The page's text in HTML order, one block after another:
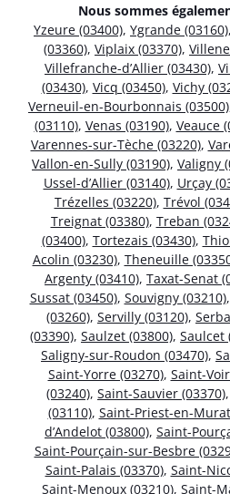
Nous sommes
Yzeure (03400), Ygrande (03160),
(03360), Viplaix (03370),
Villefranche-d’Allier (03430),
(03430), Vicq (03450), Vichy
Verneuil-en-Bourbonnais (03500)
(03110), Venas (03190), Veauce
Varennes-sur-Tèche (03220),
Vallon-en-Sully (03190), Valigny
Ussel-d’Allier (03140), Urçay
Trézelles (03220), Trévol
Treignat (03380), Treban
(03400), Tortezais (03430),
Acolin (03230), Theneuille
Argenty (03410), Taxat-Senat
Sussat (03450), Souvigny (03210),
(03260), Servilly (03120),
(03390), Saulzet (03800), Saulcet
Saligny-sur-Roudon (03470),
Saint-Yorre (03270), Saint-
(03240), Saint-Sauvier (03370),
(03110), Saint-Priest-en-
d’Andelot (03800), Saint-
Saint-Pourçain-sur-Besbre
Saint-Palais (03370), Saint-
Saint-Menoux (03210), Saint-